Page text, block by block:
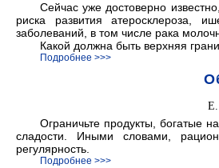
Сейчас уже достоверно
риска развития атеросклероза,
заболеваний, в том числе рака
Какой должна быть верхняя
Подробнее >>>
Ограничьте продукты, богатые
сладости. Иными словами,
регулярность.
Подробнее >>>